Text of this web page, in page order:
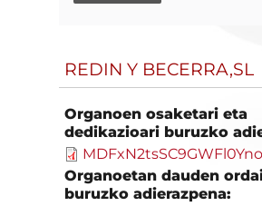
REDIN Y BECERRA,SL
Organoen osaketari eta
dedikazioari buruzko
Organoetan dauden
buruzko adierazpena: